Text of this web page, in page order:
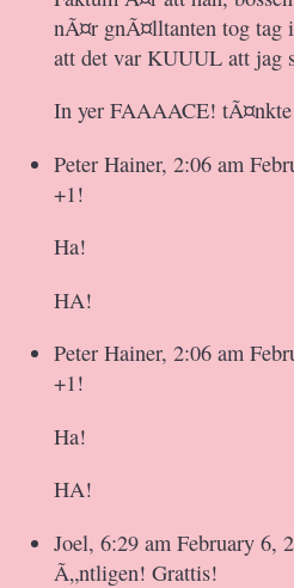
nÃ¤r gnÃ¤lltanten tog
att det var KUUUL att jag
In yer FAAAACE!
Peter Hainer, 2:06 am
+1!
Ha!
HA!
Peter Hainer, 2:06 am
+1!
Ha!
HA!
Joel, 6:29 am February 6,
Ã„ntligen! Grattis!